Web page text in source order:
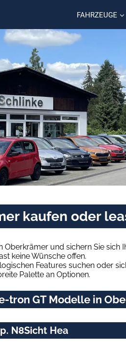
FAHRZEUGE
kaufen oder
und sichern Sie sich
keine Wünsche offen.
Features suchen oder
Palette an Optionen.
tron GT Modelle in
N8Sicht Hea